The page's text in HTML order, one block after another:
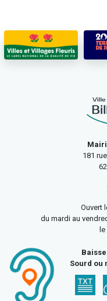
181
Ouvert
du mardi au
Sourd ou